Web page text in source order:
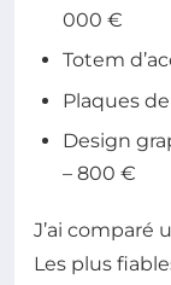
000 €
Totem
Plaques
Design
– 800 €
J’ai comparé
Les plus